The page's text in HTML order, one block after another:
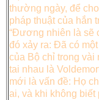
thường ngày, để
pháp thuật của hắn
“Đương nhiên là sẽ
đó xảy ra: Đã có
của Bộ chỉ trong
tai nhau là
mới là vấn đề: Họ
ai, và khi không biết